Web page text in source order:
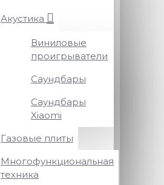
Акустика
Виниловые
проигрыватели
Саундбары
Саундбары
Xiaomi
Газовые плиты
Многофункциональная
техника